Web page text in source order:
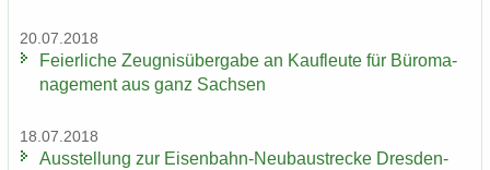
20.07.2018
Fei­er­li­che Zeug­nis­über­ga­be an Kauf­leu­te für Bü­ro­ma­
nage­ment aus ganz Sach­sen
18.07.2018
Aus­stel­lung zur Eisenbahn-​Neubaustrecke Dresden-​